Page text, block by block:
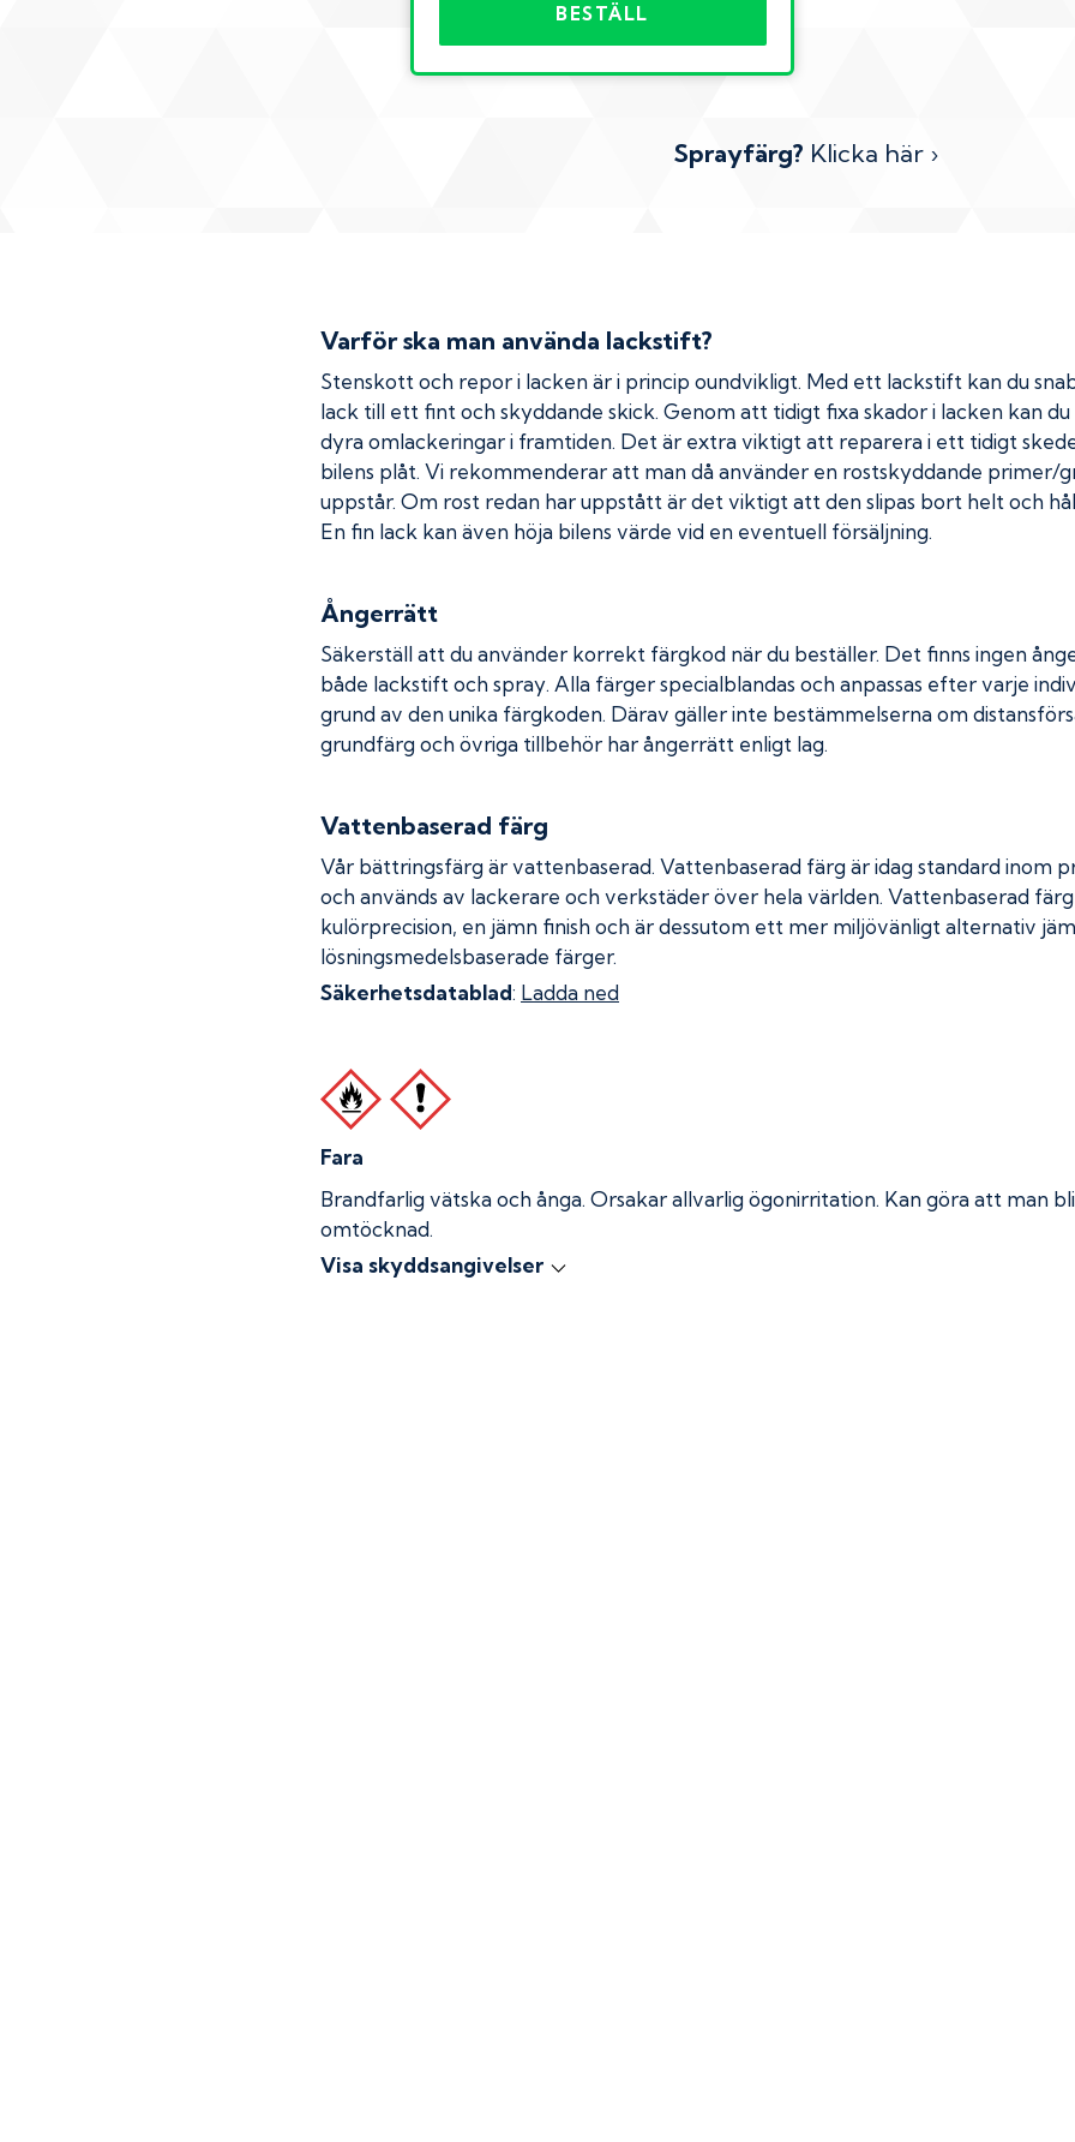
BESTÄLL
Sprayfärg? Klicka här ›
Varför ska man använda lackstift?
Stenskott och repor i lacken är i princip oundvikligt. Med ett lackstift kan du
lack till ett fint och skyddande skick. Genom att tidigt fixa skador i lacken kan
dyra omlackeringar i framtiden. Det är extra viktigt att reparera i ett tidigt
bilens plåt. Vi rekommenderar att man då använder en rostskyddande primer/
uppstår. Om rost redan har uppstått är det viktigt att den slipas bort helt och
En fin lack kan även höja bilens värde vid en eventuell försäljning.
Ångerrätt
Säkerställ att du använder korrekt färgkod när du beställer. Det finns ingen
både lackstift och spray. Alla färger specialblandas och anpassas efter varje
grund av den unika färgkoden. Därav gäller inte bestämmelserna om
grundfärg och övriga tillbehör har ångerrätt enligt lag.
Vattenbaserad färg
Vår bättringsfärg är vattenbaserad. Vattenbaserad färg är idag standard inom
och används av lackerare och verkstäder över hela världen. Vattenbaserad
kulörprecision, en jämn finish och är dessutom ett mer miljövänligt alternativ
lösningsmedelsbaserade färger.
Säkerhetsdatablad: Ladda ned
Fara
Brandfarlig vätska och ånga. Orsakar allvarlig ögonirritation. Kan göra att man
omtöcknad.
Visa skyddsangivelser